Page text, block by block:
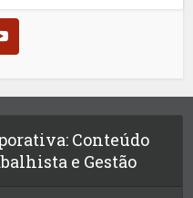
Conteúdo
e Gestão